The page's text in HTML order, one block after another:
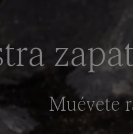
Muévete